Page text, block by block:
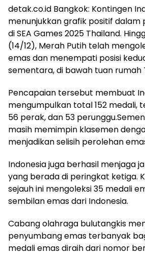
detak.co.id Bangkok: Kontingen
menunjukkan grafik positif dalam
di SEA Games 2025 Thailand.
(14/12), Merah Putih telah
emas dan menempati posisi
sementara, di bawah tuan rumah
Pencapaian tersebut membuat
mengumpulkan total 152 medali,
56 perak, dan 53
masih memimpin klasemen
menjadikan selisih perolehan
Indonesia juga berhasil menjaga
yang berada di peringkat ketiga.
sejauh ini mengoleksi 35 medali
sembilan emas dari Indonesia.
Cabang olahraga bulutangkis
penyumbang emas terbanyak
medali emas diraih dari nomor